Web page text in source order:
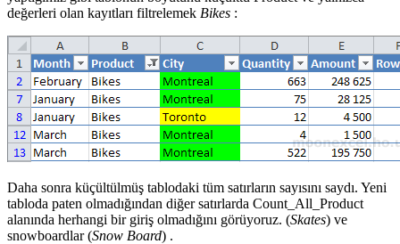
değerleri olan kayıtları filtrelemek Bikes :
Daha sonra küçültülmüş tablodaki tüm satırların sayısını saydı. Yeni
tabloda paten olmadığından diğer satırlarda Count_All_Product
alanında herhangi bir giriş olmadığını görüyoruz. (Skates) ve
snowboardlar(Snow Board) .